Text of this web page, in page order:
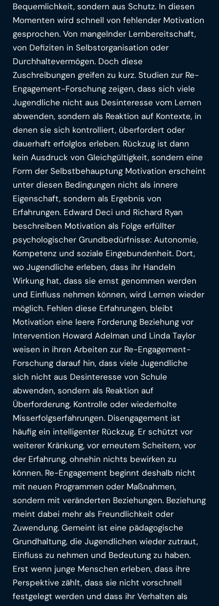
Bequemlichkeit, sondern aus Schutz. In diesen
Momenten wird schnell von fehlender Motivation
gesprochen. Von mangelnder Lernbereitschaft,
von Defiziten in Selbstorganisation oder
Durchhaltevermögen. Doch diese
Zuschreibungen greifen zu kurz. Studien zur Re-
Engagement-Forschung zeigen, dass sich viele
Jugendliche nicht aus Desinteresse vom Lernen
abwenden, sondern als Reaktion auf Kontexte, in
denen sie sich kontrolliert, überfordert oder
dauerhaft erfolglos erleben. Rückzug ist dann
kein Ausdruck von Gleichgültigkeit, sondern eine
Form der Selbstbehauptung Motivation erscheint
unter diesen Bedingungen nicht als innere
Eigenschaft, sondern als Ergebnis von
Erfahrungen. Edward Deci und Richard Ryan
beschreiben Motivation als Folge erfüllter
psychologischer Grundbedürfnisse: Autonomie,
Kompetenz und soziale Eingebundenheit. Dort,
wo Jugendliche erleben, dass ihr Handeln
Wirkung hat, dass sie ernst genommen werden
und Einfluss nehmen können, wird Lernen wieder
möglich. Fehlen diese Erfahrungen, bleibt
Motivation eine leere Forderung Beziehung vor
Intervention Howard Adelman und Linda Taylor
weisen in ihren Arbeiten zur Re-Engagement-
Forschung darauf hin, dass viele Jugendliche
sich nicht aus Desinteresse von Schule
abwenden, sondern als Reaktion auf
Überforderung, Kontrolle oder wiederholte
Misserfolgserfahrungen. Disengagement ist
häufig ein intelligenter Rückzug. Er schützt vor
weiterer Kränkung, vor erneutem Scheitern, vor
der Erfahrung, ohnehin nichts bewirken zu
können. Re-Engagement beginnt deshalb nicht
mit neuen Programmen oder Maßnahmen,
sondern mit veränderten Beziehungen. Beziehung
meint dabei mehr als Freundlichkeit oder
Zuwendung. Gemeint ist eine pädagogische
Grundhaltung, die Jugendlichen wieder zutraut,
Einfluss zu nehmen und Bedeutung zu haben.
Erst wenn junge Menschen erleben, dass ihre
Perspektive zählt, dass sie nicht vorschnell
festgelegt werden und dass ihr Verhalten als